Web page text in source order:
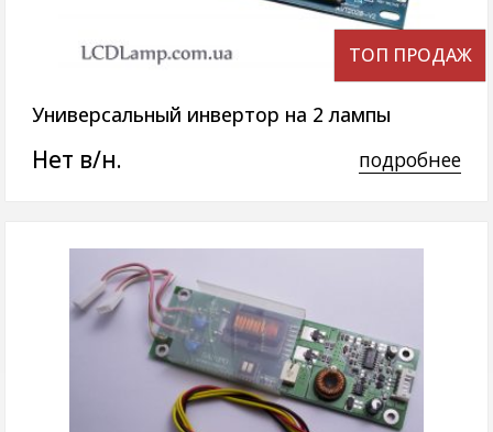
ТОП ПРОДАЖ
Универсальный инвертор на 2 лампы
Нет в/н. подробнее